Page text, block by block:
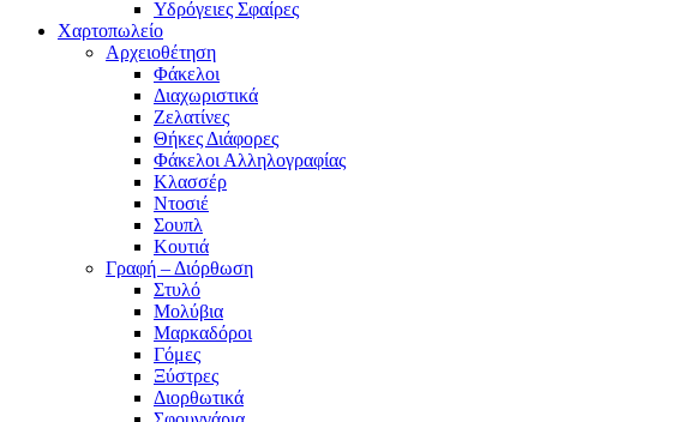
Υδρόγειες Σφαίρες
Χαρτοπωλείο
Αρχειοθέτηση
Φάκελοι
Διαχωριστικά
Ζελατίνες
Θήκες Διάφορες
Φάκελοι Αλληλογραφίας
Κλασσέρ
Ντοσιέ
Σουπλ
Κουτιά
Γραφή – Διόρθωση
Στυλό
Μολύβια
Μαρκαδόροι
Γόμες
Ξύστρες
Διορθωτικά